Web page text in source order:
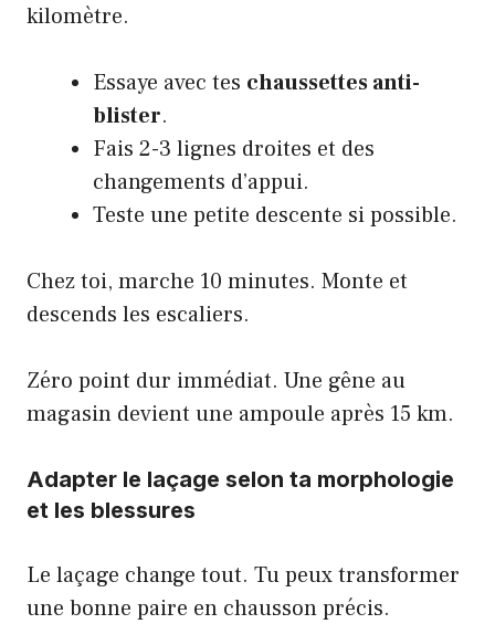
kilomètre.
Essaye avec tes chaussettes anti-
blister.
Fais 2-3 lignes droites et des
changements d’appui.
Teste une petite descente si possible.
Chez toi, marche 10 minutes. Monte et
descends les escaliers.
Zéro point dur immédiat. Une gêne au
magasin devient une ampoule après 15 km.
Adapter le laçage selon ta morphologie
et les blessures
Le laçage change tout. Tu peux transformer
une bonne paire en chausson précis.